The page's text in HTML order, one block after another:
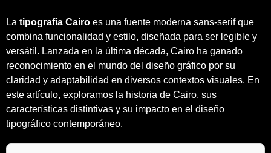
La tipografía Cairo es una fuente moderna sans-serif que
combina funcionalidad y estilo, diseñada para ser legible y
versátil. Lanzada en la última década, Cairo ha ganado
reconocimiento en el mundo del diseño gráfico por su
claridad y adaptabilidad en diversos contextos visuales. En
este artículo, exploramos la historia de Cairo, sus
características distintivas y su impacto en el diseño
tipográfico contemporáneo.